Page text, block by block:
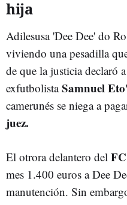
hija
Adilesusa 'Dee Dee' do
viviendo una pesadilla
de que la justicia declaró
exfutbolistaSamnuel
camerunés se niega a
juez.
El otrora delantero del
mes 1.400 euros a Dee
manutención. Sin